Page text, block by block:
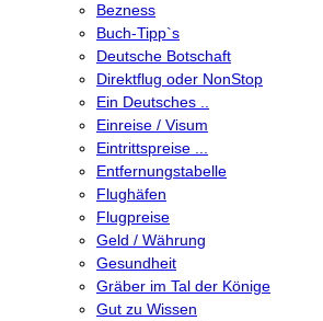
Bezness
Buch-Tipp`s
Deutsche Botschaft
Direktflug oder NonStop
Ein Deutsches ..
Einreise / Visum
Eintrittspreise ...
Entfernungstabelle
Flughäfen
Flugpreise
Geld / Währung
Gesundheit
Gräber im Tal der Könige
Gut zu Wissen